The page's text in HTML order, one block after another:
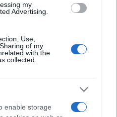
my
Advertising.
Use,
of my
with the
collected.
enable storageο «χορός» των